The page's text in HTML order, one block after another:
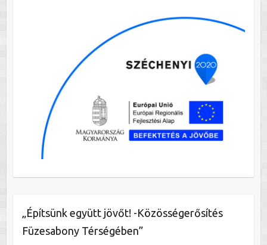
„Építsünk együtt jövőt! -Közösségerősítés
Füzesabony Térségében”